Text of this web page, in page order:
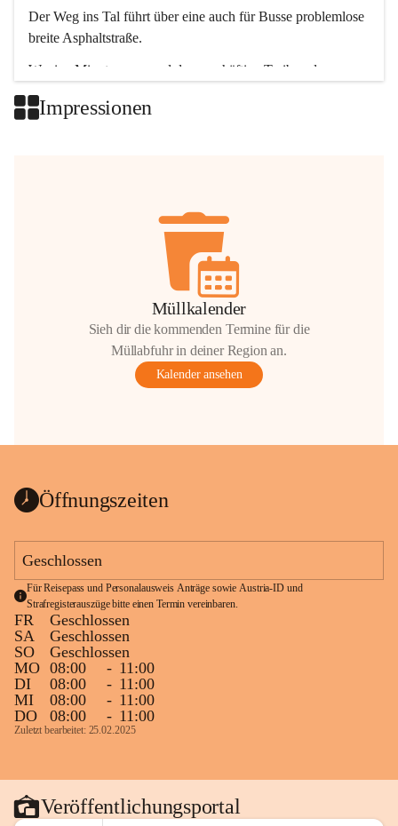
Der Weg ins Tal führt über eine auch für Busse problemlose
breite Asphaltstraße.
Wenige Minuten nur, und das geschäftige Treiben der
Impressionen
Müllkalender
Sieh dir die kommenden Termine für die
Müllabfuhr in deiner Region an.
Kalender ansehen
Öffnungszeiten
Geschlossen
Für Reisepass und Personalausweis Anträge sowie Austria-ID und
Strafregisterauszüge bitte einen Termin vereinbaren.
FR
Geschlossen
SA
Geschlossen
SO
Geschlossen
MO 08:00 - 11:00
DI
08:00 - 11:00
MI
08:00 - 11:00
DO
08:00 - 11:00
Zuletzt bearbeitet: 25.02.2025
Veröffentlichungsportal